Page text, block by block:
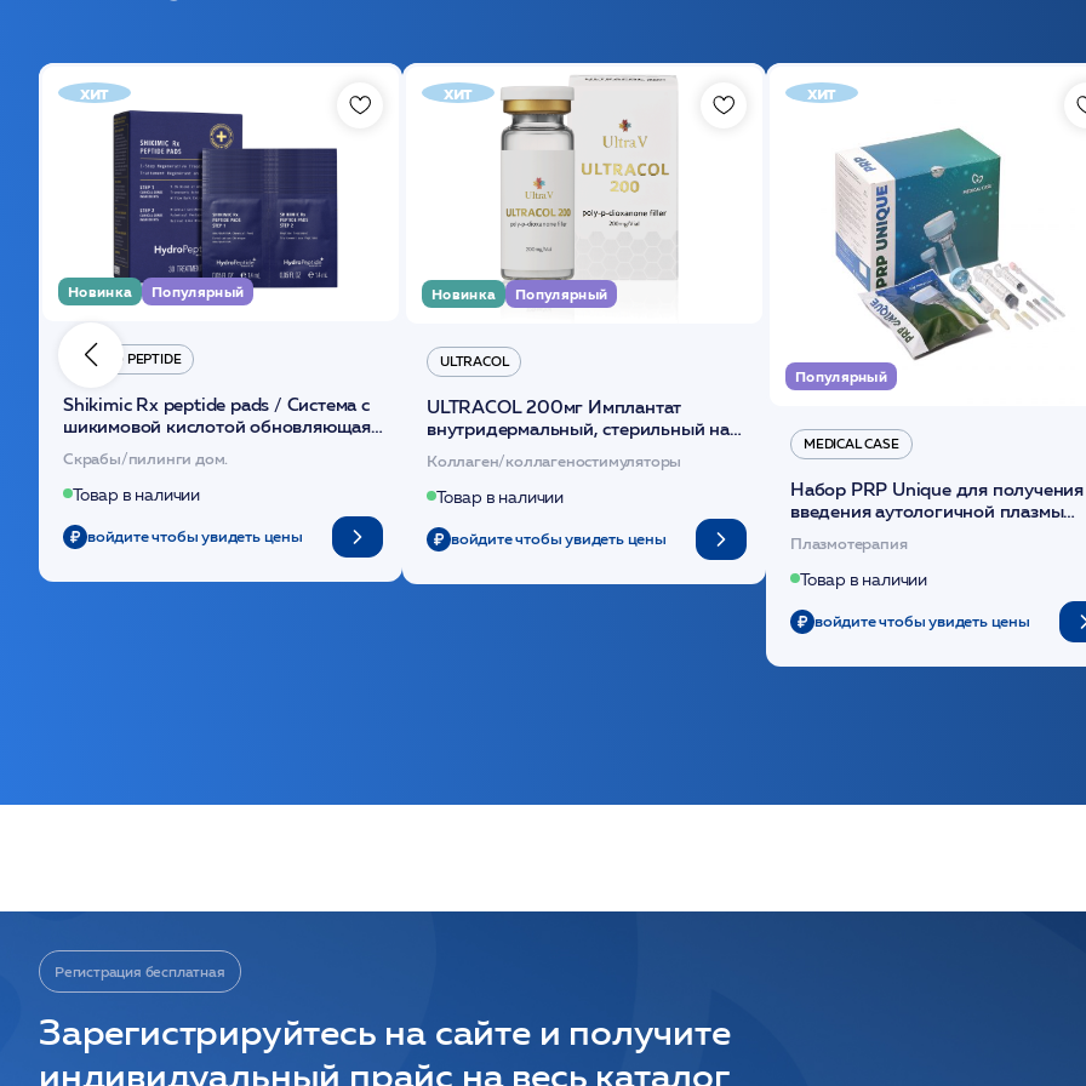
хит
Новинка Популярный
HYDRO PEPTIDE
Shikimic Rx peptide pads / Cистема с
шикимовой кислотой обновляющая
(30шт) /HP
Скрабы/пилинги дом.
Товар в наличии
войдите чтобы увидеть цены
хит
Новинка Популярный
ULTRACOL
ULTRACOL 200мг Имплантат
внутридермальный, стерильный на
основе полидиоксанона /ULTRACOL
Коллаген/коллагеностимуляторы
Товар в наличии
войдите чтобы увидеть цены
хит
Популярный
MEDICAL CASE
Набор PRP Unique для
введения аутологичной плазмы
Плазмотерапия
Товар в наличии
войдите чтобы увидеть цены
Регистрация бесплатная
Зарегистрируйтесь на сайте и получите
индивидуальный прайс на весь каталог